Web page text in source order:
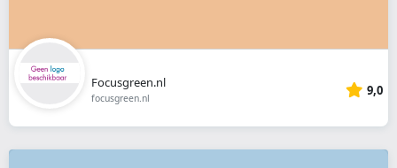
Focusgreen.nl
focusgreen.nl 9,0